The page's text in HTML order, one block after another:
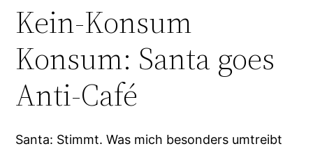
Kein-Konsum
Konsum: Santa goes
Anti-Café
Santa: Stimmt. Was mich besonders umtreibt